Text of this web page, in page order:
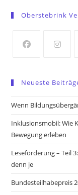
a
tab
tab
Oberstebrink
a
new
new
a
Neueste
Wenn
Inklusionsmobil: Wie
Bewegung erleben
Leseförderung – Teil
denn je
Bundesteilhabepreis